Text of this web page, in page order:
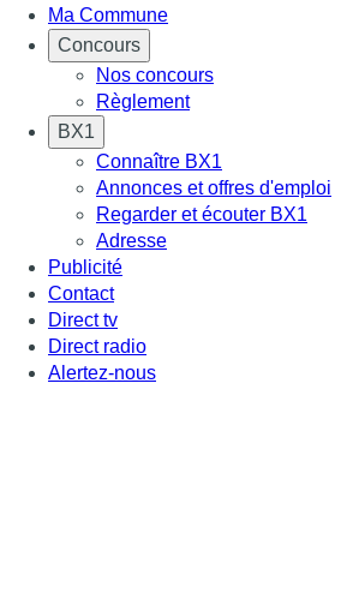
Ma Commune
Concours
Nos concours
Règlement
BX1
Connaître BX1
Annonces et offres d'emploi
Regarder et écouter BX1
Adresse
Publicité
Contact
Direct tv
Direct radio
Alertez-nous